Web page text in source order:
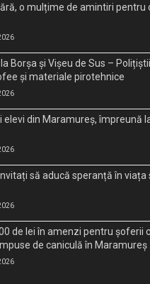
o mulțime de amintiri pentru
Borșa și Vișeu de Sus –
și materiale pirotehnice
elevi din Maramureș, împreună
să aducă speranță în viața
de lei în amenzi pentru șoferii
de caniculă în Maramureș